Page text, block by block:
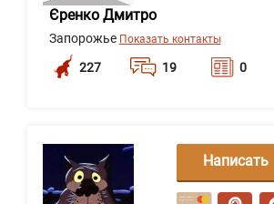
Єренко Дмитро
Запорожье Показать контакты
227 19 0
Написать
сообщение